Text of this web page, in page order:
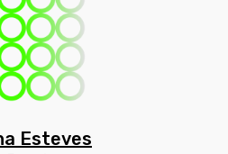
Esteves